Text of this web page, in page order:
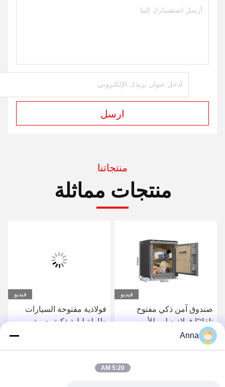
ارسل
منتجاتنا
منتجات مماثلة
فيديو
صندوق آمن ذكي مفتوح
تلقائيًا فولاذ صلب للأمن
المنزلي
فيديو
فولاذية مفتوحة السيارات
طاولة ليلية ذكية بصمة
Anna
5:20 AM